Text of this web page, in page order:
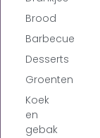
Brood
Barbecue
Desserts
Groenten
Koek
en
gebak